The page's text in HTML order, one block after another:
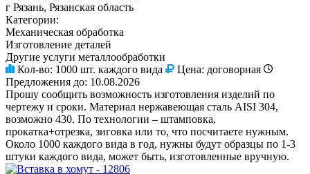
г Рязань, Рязанская область
Категории:
Механическая обработка
Изготовление деталей
Другие услуги металлообработки
Кол-во: 1000 шт. каждого вида Цена: договорная
Предложения до: 10.08.2026
Прошу сообщить возможность изготовления изделий по
чертежу и сроки. Материал нержавеющая сталь AISI 304,
возможно 430. По технологии – штамповка,
прокатка+отрезка, зиговка или то, что посчитаете нужным.
Около 1000 каждого вида в год, нужны будут образцы по 1-3
штуки каждого вида, может быть, изготовленные вручную.